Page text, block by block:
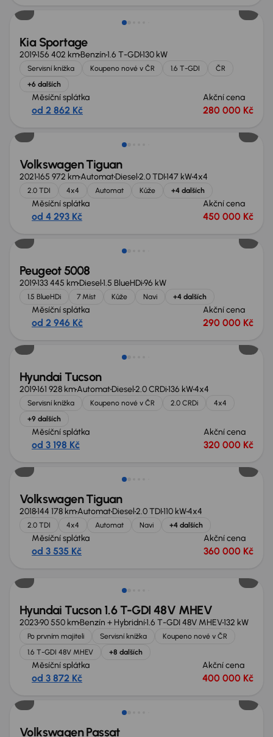
Kia Sportage
2019156 402 kmBenzín1.6 T-GDI130 kW
Servisní knížka Koupeno nové v ČR 1.6 T-GDI
ČR
+6 dalších
Měsíční splátka
od 2 862 Kč
Akční cena
280 000 Kč
Zlevněno o 70 000 Kč
Volkswagen Tiguan
2021165 972 kmAutomatDiesel2.0 TDI147 kW4x4
2.0 TDI 4x4 Automat Kůže +4 dalších
Měsíční splátka
od 4 293 Kč
Akční cena
450 000 Kč
Zlevněno o 30 000 Kč
Peugeot 5008
2019133 445 kmDiesel1.5 BlueHDi96 kW
1.5 BlueHDi 7 Míst Kůže Navi +4 dalších
Měsíční splátka
od 2 946 Kč
Akční cena
290 000 Kč
Zlevněno o 10 000 Kč
Hyundai Tucson
2019161 928 kmAutomatDiesel2.0 CRDi136 kW4x4
Servisní knížka Koupeno nové v ČR 2.0 CRDi
4x4
+9 dalších
Měsíční splátka
od 3 198 Kč
Akční cena
320 000 Kč
Nově v nabídce
Volkswagen Tiguan
2018144 178 kmAutomatDiesel2.0 TDI110 kW4x4
2.0 TDI 4x4 Automat Navi +4 dalších
Měsíční splátka
od 3 535 Kč
Akční cena
360 000 Kč
Hyundai Tucson 1.6 T-GDI 48V MHEV
202390 550 kmBenzín + Hybridní1.6 T-GDI 48V MHEV132 kW
Po prvním majiteli Servisní knížka
Koupeno nové v ČR
1.6 T-GDI 48V MHEV
+8 dalších
Měsíční splátka
od 3 872 Kč
Akční cena
400 000 Kč
Volkswagen Passat